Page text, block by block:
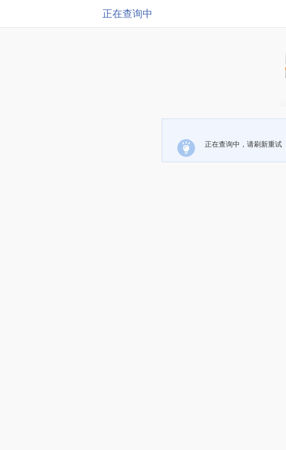
正在查询中
正在查询中，请刷新重试